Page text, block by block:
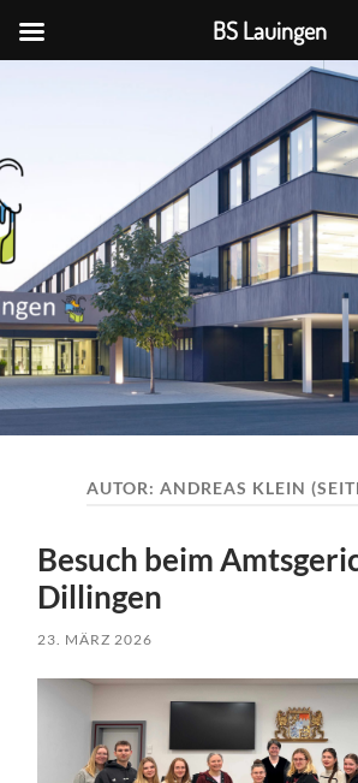
BS
AUTOR:ANDREAS KLEIN
Besuch beim
Dillingen
23. MÄRZ 2026
BS Lauingen